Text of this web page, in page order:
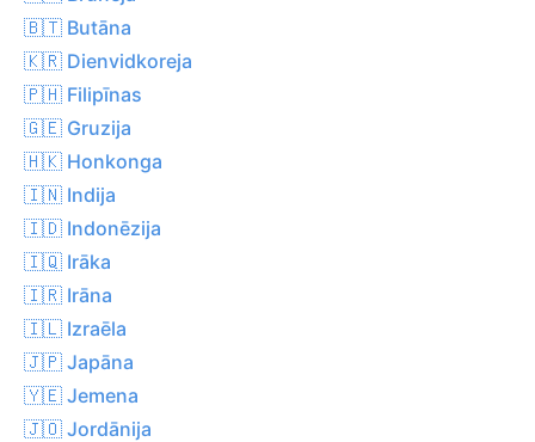
🇧🇹 Butāna
🇰🇷 Dienvidkoreja
🇵🇭 Filipīnas
🇬🇪 Gruzija
🇭🇰 Honkonga
🇮🇳 Indija
🇮🇩 Indonēzija
🇮🇶 Irāka
🇮🇷 Irāna
🇮🇱 Izraēla
🇯🇵 Japāna
🇾🇪 Jemena
🇯🇴 Jordānija